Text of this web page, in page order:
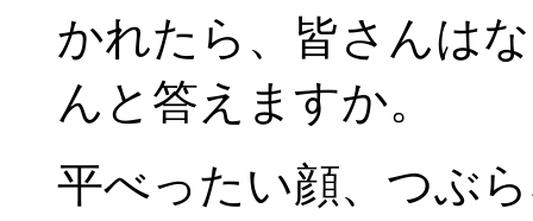
かれたら、皆さんはな
んと答えますか。
平べったい顔、つぶ